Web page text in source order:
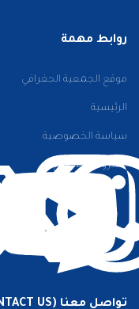
روابط مهمة
موقع الجمعية الجغرافي
الرئيسية
سياسة الخصوصية
الشروط والأحكام
تواصل معنا (CONTACT US)